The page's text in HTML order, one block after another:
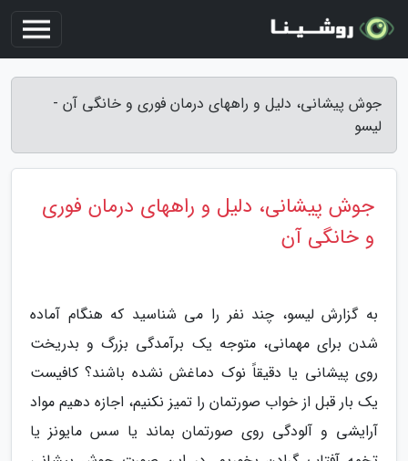
جوش پیشانی، دلیل و راههای درمان فوری و خانگی آن -
لیسو
جوش پیشانی، دلیل و راههای درمان فوری
و خانگی آن
به گزارش لیسو، چند نفر را می شناسید که هنگام آماده
شدن برای مهمانی، متوجه یک برآمدگی بزرگ و بدریخت
روی پیشانی یا دقیقاً نوک دماغش نشده باشند؟ کافیست
یک بار قبل از خواب صورتمان را تمیز نکنیم، اجازه دهیم مواد
آرایشی و آلودگی روی صورتمان بماند یا سس مایونز یا